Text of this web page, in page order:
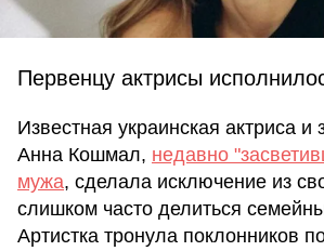
Первенцу актрисы
Известная украинская актриса и
Анна Кошмал, недавно
мужа, сделала исключение из
слишком часто делиться
Артистка тронула поклонников